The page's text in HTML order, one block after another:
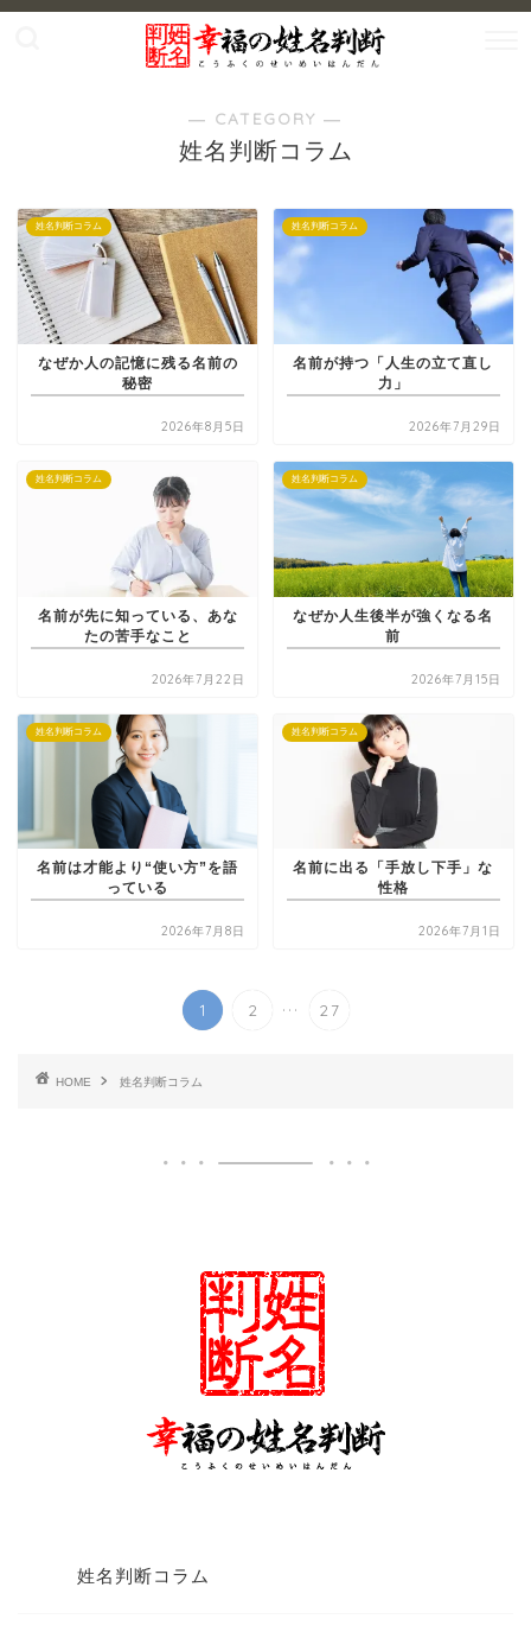
― CATEGORY ―
姓名判断コラム
姓名判断コラム
なぜか人の記憶に残る名前の
秘密
2026年8月5日
姓名判断コラム
名前が持つ「人生の立て直し
力」
2026年7月29日
姓名判断コラム
名前が先に知っている、あな
たの苦手なこと
2026年7月22日
姓名判断コラム
なぜか人生後半が強くなる名
前
2026年7月15日
姓名判断コラム
名前は才能より“使い方”を語
っている
2026年7月8日
姓名判断コラム
名前に出る「手放し下手」な
性格
2026年7月1日
1 2 ... 27
HOME 姓名判断コラム
姓名判断コラム